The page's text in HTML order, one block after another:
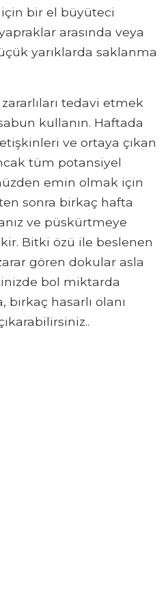
bir el büyüteci
arasında veya
yarıklarda saklanma
tedavi etmek
kullanın. Haftada
ve ortaya çıkan
tüm potansiyel
emin olmak için
sonra birkaç hafta
ve püskürtmeye
Bitki özü ile beslenen
gören dokular asla
bol miktarda
birkaç hasarlı olanı